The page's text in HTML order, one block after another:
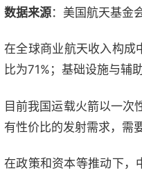
数据来源：美国航天基金
在全球商业航天收入构成
比为71%；基础设施与辅
目前我国运载火箭以一次
有性价比的发射需求，需
在政策和资本等推动下